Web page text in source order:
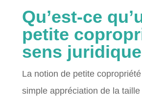
Qu’est-ce
petite
sens
La notion de petite
simple appréciation de la